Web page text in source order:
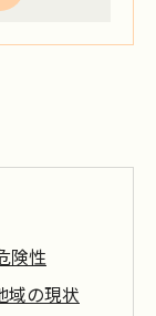
険性
域の現状